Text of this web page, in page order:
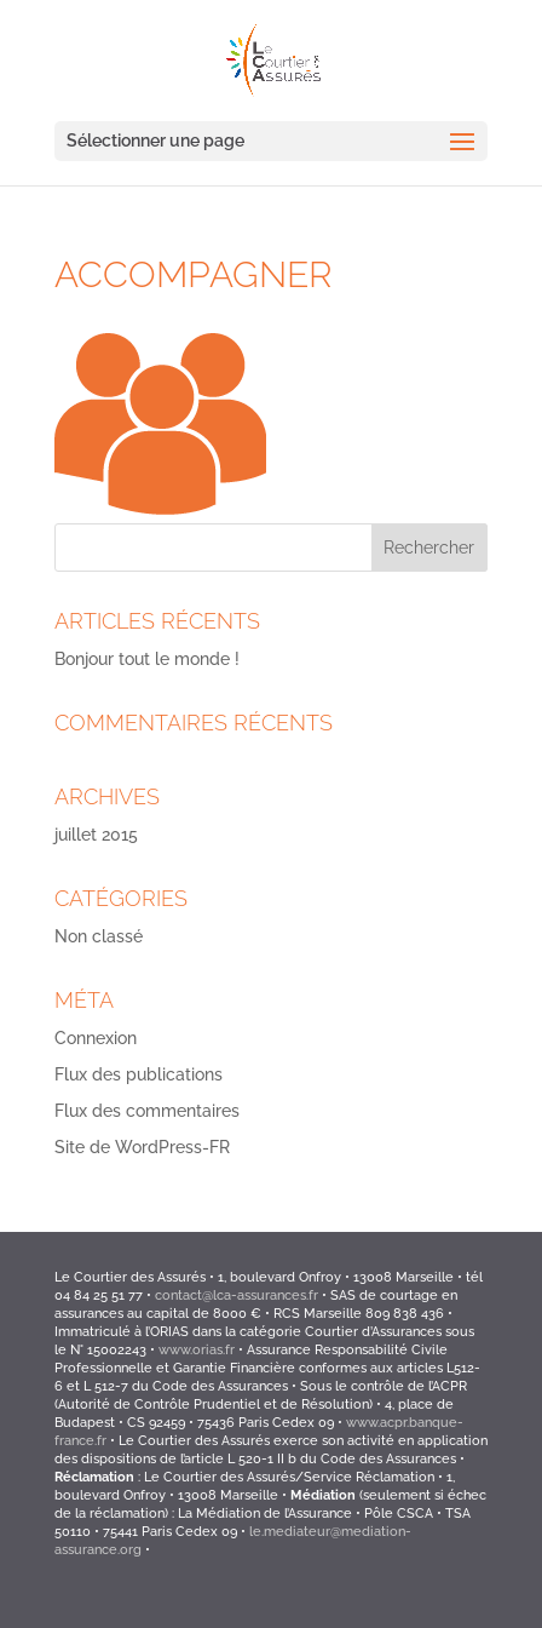
Sélectionner une page
ACCOMPAGNER
ARTICLES RÉCENTS
Bonjour tout le monde !
COMMENTAIRES RÉCENTS
ARCHIVES
juillet 2015
CATÉGORIES
Non classé
MÉTA
Connexion
Flux des publications
Flux des commentaires
Site de WordPress-FR
Le Courtier des Assurés • 1, boulevard Onfroy • 13008 Marseille • tél
04 84 25 51 77 • contact@lca-assurances.fr• SAS de courtage en
assurances au capital de 8000 € • RCS Marseille 809 838 436 •
Immatriculé à l’ORIAS dans la catégorie Courtier d’Assurances sous
le N° 15002243 • www.orias.fr• Assurance Responsabilité Civile
Professionnelle et Garantie Financière conformes aux articles L512-
6 et L 512-7 du Code des Assurances • Sous le contrôle de l’ACPR
(Autorité de Contrôle Prudentiel et de Résolution) • 4, place de
Budapest • CS 92459 • 75436 Paris Cedex 09 • www.acpr.banque-
france.fr• Le Courtier des Assurés exerce son activité en application
des dispositions de l’article L 520-1 II b du Code des Assurances •
Réclamation : Le Courtier des Assurés/Service Réclamation • 1,
boulevard Onfroy • 13008 Marseille • Médiation (seulement si échec
de la réclamation) : La Médiation de l’Assurance • Pôle CSCA • TSA
50110 • 75441 Paris Cedex 09 • le.mediateur@mediation-
assurance.org •